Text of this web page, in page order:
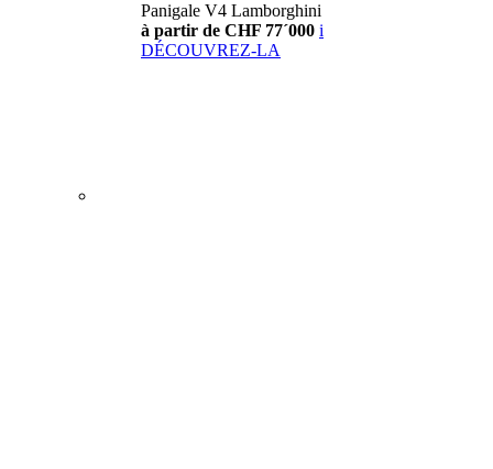
Panigale V4 Lamborghini
à partir de CHF 77´000 i
DÉCOUVREZ-LA